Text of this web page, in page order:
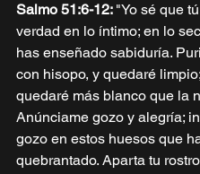
Salmo 51:6-12: "Yo sé que
verdad en lo íntimo; en lo
has enseñado sabiduría.
con hisopo, y quedaré
quedaré más blanco que la
Anúnciame gozo y alegría;
gozo en estos huesos que
quebrantado. Aparta tu